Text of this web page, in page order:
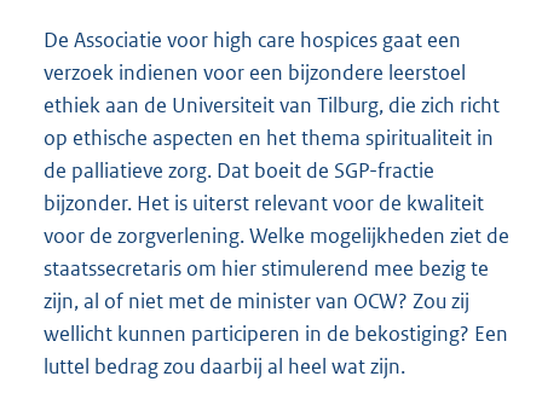
De Associatie voor high care hospices gaat een
verzoek indienen voor een bijzondere leerstoel
ethiek aan de Universiteit van Tilburg, die zich richt
op ethische aspecten en het thema spiritualiteit in
de palliatieve zorg. Dat boeit de SGP-fractie
bijzonder. Het is uiterst relevant voor de kwaliteit
voor de zorgverlening. Welke mogelijkheden ziet de
staatssecretaris om hier stimulerend mee bezig te
zijn, al of niet met de minister van OCW? Zou zij
wellicht kunnen participeren in de bekostiging? Een
luttel bedrag zou daarbij al heel wat zijn.